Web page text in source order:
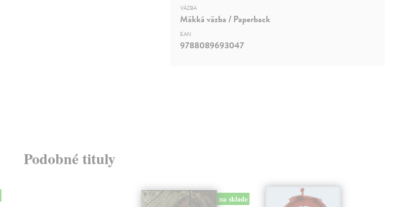
VÄZBA
Mäkká väzba / Paperback
EAN
9788089693047
Podobné tituly
na sklade